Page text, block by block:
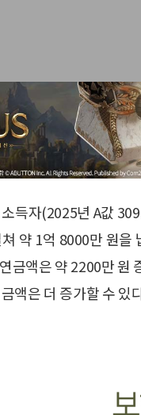
득자(2025년 A값
약 1억 8000만 원을
금액은 약 2200만 원
액은 더 증가할 수 있